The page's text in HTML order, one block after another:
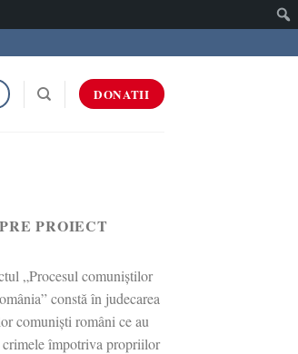
DONATII
PROIECT
„Procesul comuniștilor
constă în judecarea
comuniști români ce au
împotriva propriilor